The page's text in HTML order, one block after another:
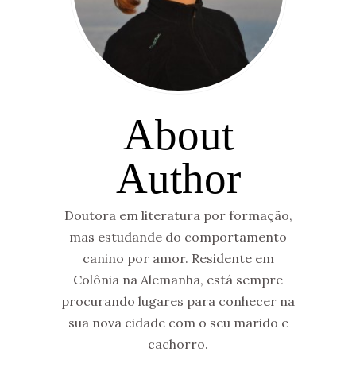
About
Author
Doutora em literatura por formação,
mas estudande do comportamento
canino por amor. Residente em
Colônia na Alemanha, está sempre
procurando lugares para conhecer na
sua nova cidade com o seu marido e
cachorro.